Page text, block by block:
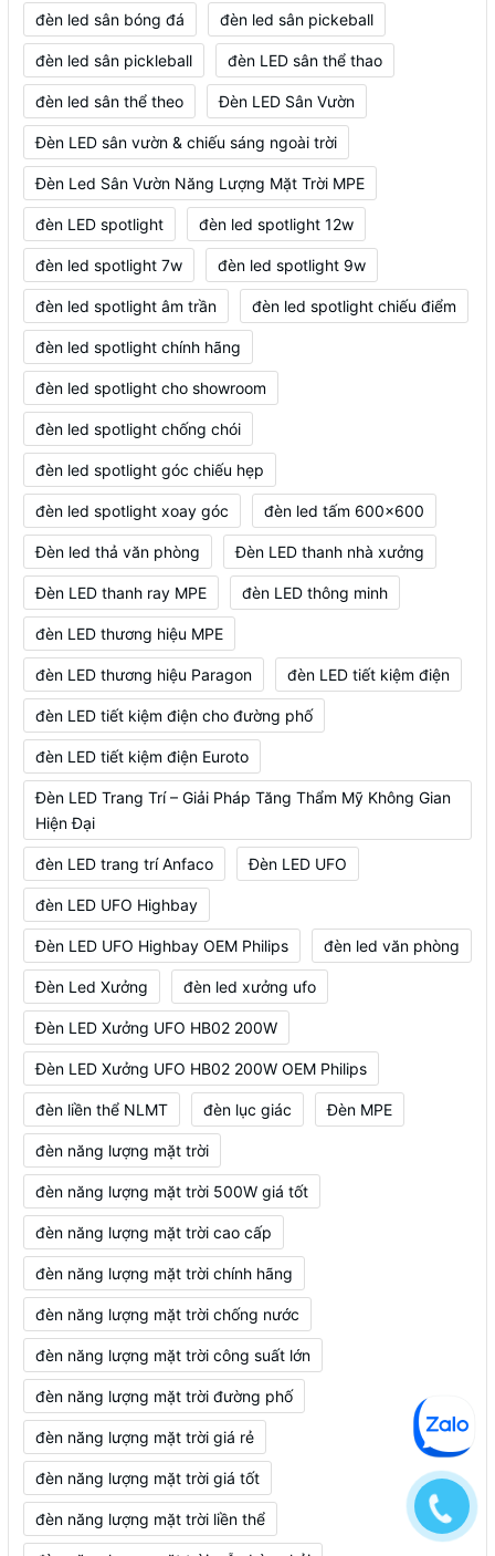
đèn led sân bóng đá đèn led sân pickeball
đèn led sân pickleball đèn LED sân thể thao
đèn led sân thể theo Đèn LED Sân Vườn
Đèn LED sân vườn & chiếu sáng ngoài trời
Đèn Led Sân Vườn Năng Lượng Mặt Trời MPE
đèn LED spotlight đèn led spotlight 12w
đèn led spotlight 7w đèn led spotlight 9w
đèn led spotlight âm trần đèn led spotlight chiếu điểm
đèn led spotlight chính hãng
đèn led spotlight cho showroom
đèn led spotlight chống chói
đèn led spotlight góc chiếu hẹp
đèn led spotlight xoay góc đèn led tấm 600x600
Đèn led thả văn phòng Đèn LED thanh nhà xưởng
Đèn LED thanh ray MPE đèn LED thông minh
đèn LED thương hiệu MPE
đèn LED thương hiệu Paragon đèn LED tiết kiệm điện
đèn LED tiết kiệm điện cho đường phố
đèn LED tiết kiệm điện Euroto
Đèn LED Trang Trí – Giải Pháp Tăng Thẩm Mỹ Không Gian
Hiện Đại
đèn LED trang trí Anfaco Đèn LED UFO
đèn LED UFO Highbay
Đèn LED UFO Highbay OEM Philips đèn led văn phòng
Đèn Led Xưởng đèn led xưởng ufo
Đèn LED Xưởng UFO HB02 200W
Đèn LED Xưởng UFO HB02 200W OEM Philips
đèn liền thể NLMT đèn lục giác Đèn MPE
đèn năng lượng mặt trời
đèn năng lượng mặt trời 500W giá tốt
đèn năng lượng mặt trời cao cấp
đèn năng lượng mặt trời chính hãng
đèn năng lượng mặt trời chống nước
đèn năng lượng mặt trời công suất lớn
đèn năng lượng mặt trời đường phố
đèn năng lượng mặt trời giá rẻ
đèn năng lượng mặt trời giá tốt
đèn năng lượng mặt trời liền thể